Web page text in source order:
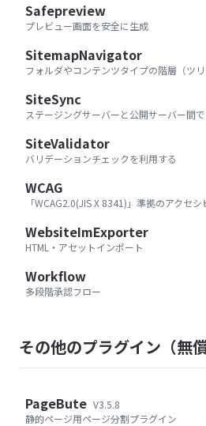
Safepreview
プレビュー画面を安全に生成
SitemapNavigator
フォルダやコンテンツタイプの階層（ツ
SiteSync
ステージングサーバーと公開サーバー間
SiteValidator
バリデーションチェックを利用する
WCAG
「WCAG2.0(JIS X 8341)」準拠のアクセ
WebsiteImExporter
HTML・アセットインポート
Workflow
多段階承認フロー
その他のプラグイン（無償
PageBute V3.5.8
静的ページ用ページ分割プラグイン